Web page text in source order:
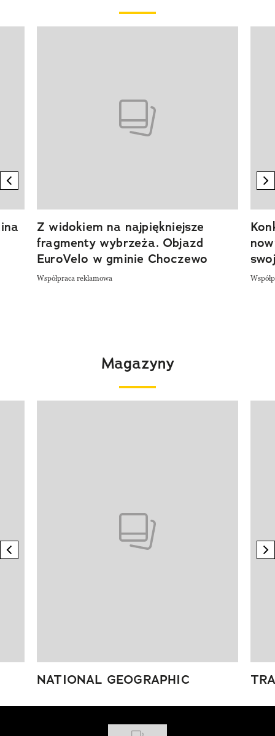
previous element
Z widokiem na najpiękniejsze
fragmenty wybrzeża. Objazd
EuroVelo w gminie Choczewo
Współpraca reklamowa
Magazyny
previous element
NATIONAL GEOGRAPHIC